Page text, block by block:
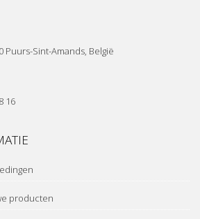
Puurs-Sint-Amands, België
16
producten